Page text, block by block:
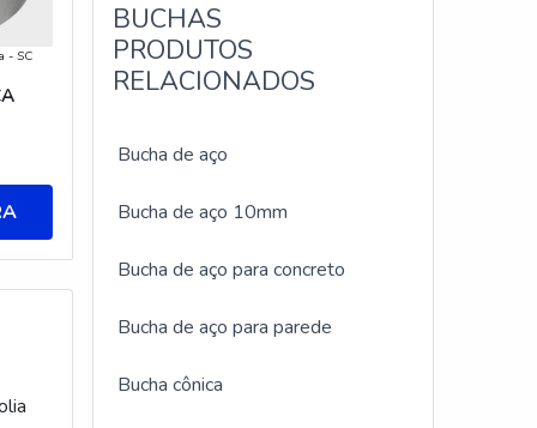
- SC
BUCHAS
PRODUTOS
RELACIONADOS
Bucha de aço
Bucha de aço 10mm
Bucha de aço para concreto
Bucha de aço para parede
Bucha cônica